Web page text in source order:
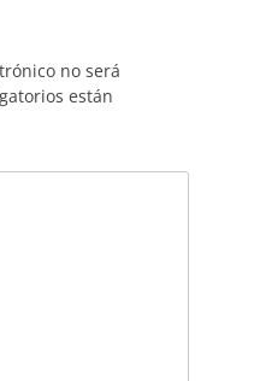
no será
están